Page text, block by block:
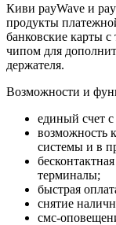
Киви payWave и
продукты
банковские карты
чипом для
держателя.
Возможности и
единый счет
возможность
системы и в
терминалы;
быстрая
снятие
смс-